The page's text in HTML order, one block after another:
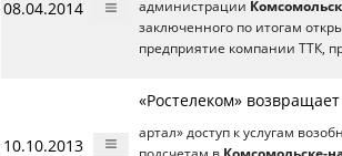
08.04.2014
администрации
заключенного по итогам
предприятие компании ТТК,
10.10.2013
«Ростелеком»
артал» доступ к услугам
подсчетам в Комсомольске-